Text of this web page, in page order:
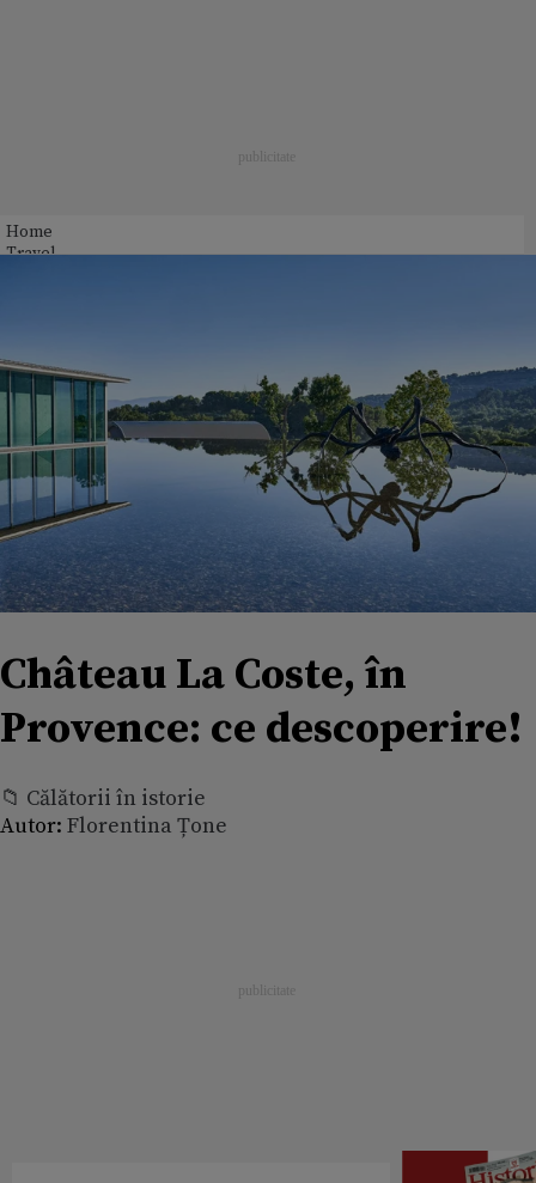
Home
Travel
Château La Coste, în
Provence: ce descoperire!
📁 Călătorii în istorie
Autor: Florentina Țone